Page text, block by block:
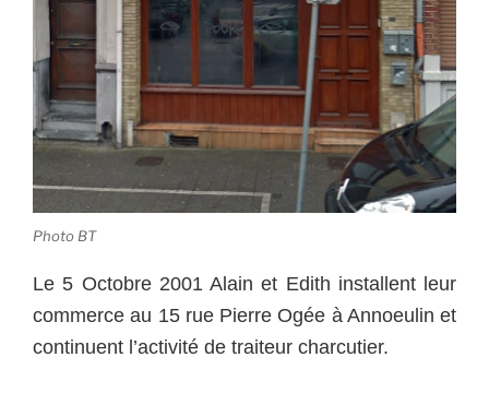
Photo BT
Le 5 Octobre 2001 Alain et Edith installent leur
commerce au 15 rue Pierre Ogée à Annoeulin et
continuent l’activité de traiteur charcutier.